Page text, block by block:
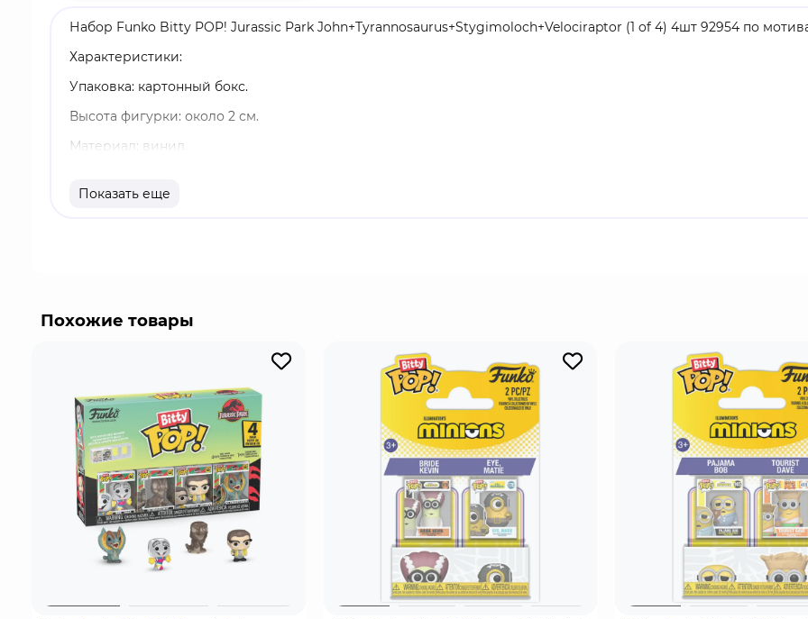
Набор Funko Bitty POP! Jurassic Park John+Tyrannosaurus+Stygimoloch+Velociraptor (1 of 4) 4шт 92954 по
Характеристики:
Упаковка: картонный бокс.
Высота фигурки: около 2 см.
Материал: винил.
Есть сhase-версия.
к которой приклеены фигурки. Сортируйте и раскладывайте свои Bitty Pop! с помощью прилагаемой
Показать еще
Похожие товары